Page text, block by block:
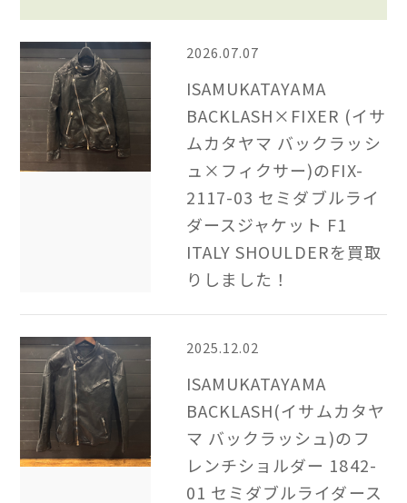
2026.07.07
ISAMUKATAYAMA
BACKLASH×FIXER (イサ
ムカタヤマ バックラッシ
ュ×フィクサー)のFIX-
2117-03 セミダブルライ
ダースジャケット F1
ITALY SHOULDERを買取
りしました！
2025.12.02
ISAMUKATAYAMA
BACKLASH(イサムカタヤ
マ バックラッシュ)のフ
レンチショルダー 1842-
01 セミダブルライダース